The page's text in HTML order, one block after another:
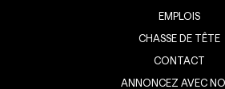
EMPLOIS
CHASSE DE TÊTE
CONTACT
ANNONCEZ AVEC